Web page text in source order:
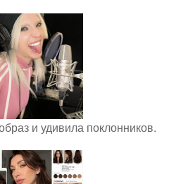
и удивила поклонников.